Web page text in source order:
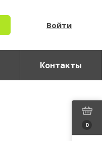
Войти
Контакты
0